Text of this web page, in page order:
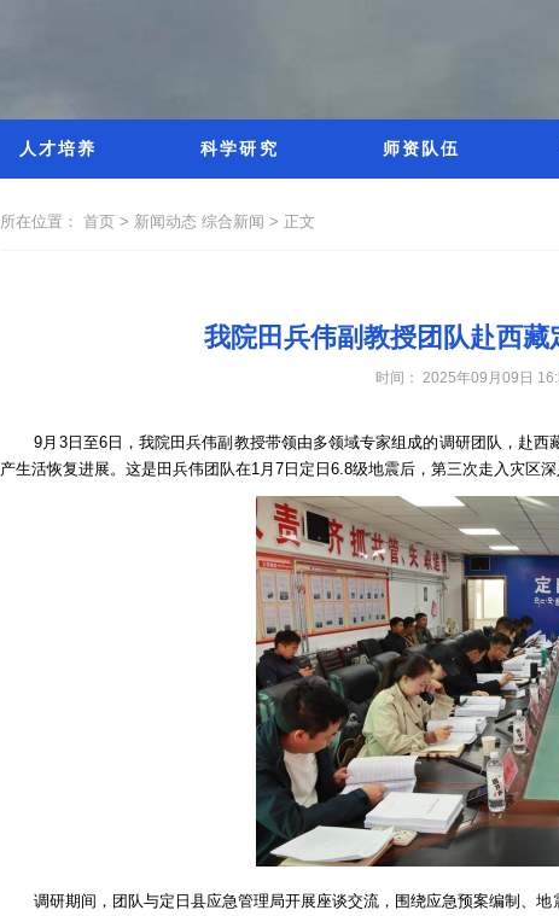
人才培养 科学研究 师资队伍
所在位置： 首页 > 新闻动态综合新闻 > 正文
我院田兵伟副教授团队赴西
时间： 2025年09月09日
9月3日至6日，我院田兵伟副教授带领由多领域专家组成的调研团队，赴
产生活恢复进展。这是田兵伟团队在1月7日定日6.8级地震后，第三次走入灾区
调研期间，团队与定日县应急管理局开展座谈交流，围绕应急预案编制、